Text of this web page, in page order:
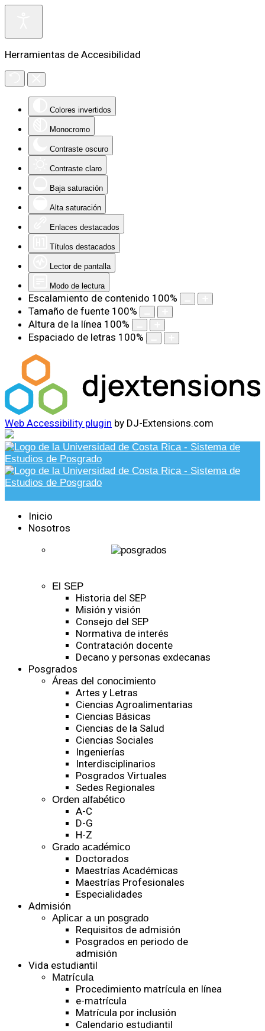
Herramientas de Accesibilidad
Colores invertidos
Monocromo
Contraste oscuro
Contraste claro
Baja saturación
Alta saturación
Enlaces destacados
Títulos destacados
Lector de pantalla
Modo de lectura
Escalamiento de contenido 100%
Tamaño de fuente 100%
Altura de la línea 100%
Espaciado de letras 100%
Web Accessibility plugin by DJ-Extensions.com
Inicio
Nosotros
El SEP
Historia del SEP
Misión y visión
Consejo del SEP
Normativa de interés
Contratación docente
Decano y personas exdecanas
Posgrados
Áreas del conocimiento
Artes y Letras
Ciencias Agroalimentarias
Ciencias Básicas
Ciencias de la Salud
Ciencias Sociales
Ingenierías
Interdisciplinarios
Posgrados Virtuales
Sedes Regionales
Orden alfabético
A-C
D-G
H-Z
Grado académico
Doctorados
Maestrías Académicas
Maestrías Profesionales
Especialidades
Admisión
Aplicar a un posgrado
Requisitos de admisión
Posgrados en periodo de
admisión
Vida estudiantil
Matrícula
Procedimiento matrícula en línea
e-matrícula
Matrícula por inclusión
Calendario estudiantil